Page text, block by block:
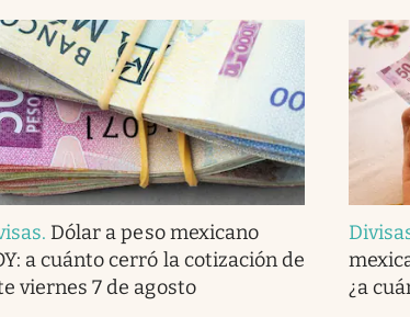
. Dólar a peso mexicano
a cuánto cerró la cotización de
viernes 7 de agosto
¿a